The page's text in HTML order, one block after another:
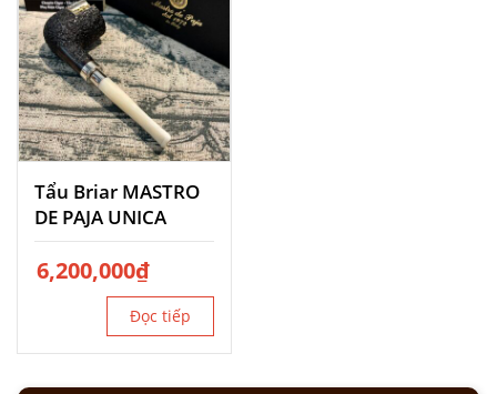
Tẩu Briar MASTRO
DE PAJA UNICA
6,200,000₫
Đọc tiếp